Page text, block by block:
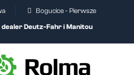
Bogucice - Pierwsze
Deutz-Fahr i Manitou